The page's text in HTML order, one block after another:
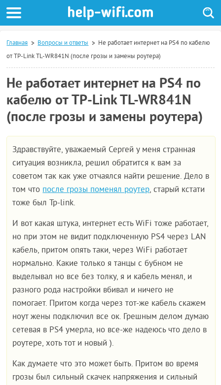
Главная Вопросы и ответы
Не работает интернет на PS4 по кабелю
от TP-Link TL-WR841N (после грозы и замены роутера)
Не работает интернет на PS4 по
кабелю от TP-Link TL-WR841N
(после грозы и замены роутера)
Здравствуйте, уважаемый Сергей у меня странная
ситуация возникла, решил обратится к вам за
советом так как уже отчаялся найти решение. Дело в
том чтопосле грозы поменял роутер, старый кстати
тоже был Tp-link.
И вот какая штука, интернет есть WiFi тоже работает,
но при этом не видит подключенную PS4 через LAN
кабель, притом опять таки, через WiFi работает
нормально. Какие только я танцы с бубном не
выделывал но все без толку, я и кабель менял, и
разного рода настройки вбивал и ничего не
помогает. Притом когда через тот-же кабель скажем
ноут жены подключил все ок. Грешным делом думаю
сетевая в PS4 умерла, но все-же надеюсь что дело в
роутере, хоть тот и новый ).
Как думаете что это может быть. Притом во время
грозы был сильный скачек напряжения и сильный